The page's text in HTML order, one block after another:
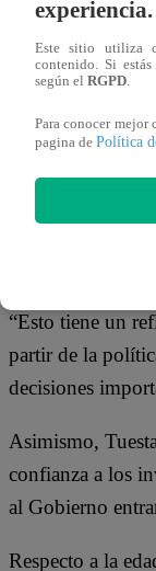
respaldar la
que están
“Esto tiene un
partir de la
decisiones
Asimismo,
confianza a los
al Gobierno
Respecto a la
experiencia.
Este sitio utiliza
contenido. Si
según el RGPD.
Para conocer mejor
pagina de Política